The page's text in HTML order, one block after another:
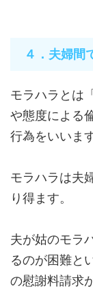
４．夫婦間
モラハラとは
や態度による
行為をいいます
モラハラは夫
り得ます。
夫が姑のモラ
るのが困難と
の慰謝料請求